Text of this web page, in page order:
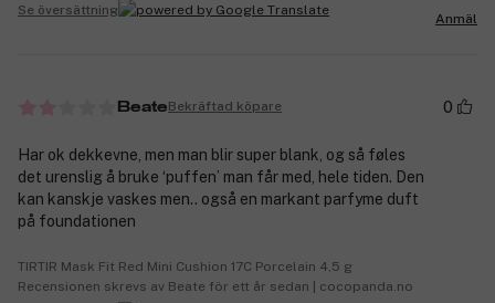
Se översättning
Anmäl
BeateBekräftad köpare 0
Har ok dekkevne, men man blir super blank, og så føles
det urenslig å bruke ‘puffen’ man får med, hele tiden. Den
kan kanskje vaskes men.. også en markant parfyme duft
på foundationen
TIRTIR Mask Fit Red Mini Cushion 17C Porcelain 4,5 g
Recensionen skrevs av Beate för ett år sedan | cocopanda.no